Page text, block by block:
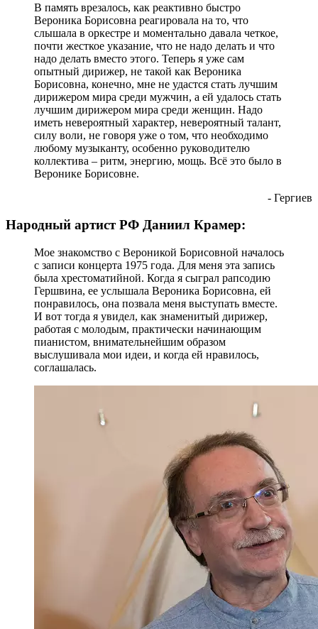
В память врезалось, как реактивно быстро
Вероника Борисовна реагировала на то, что
слышала в оркестре и моментально давала четкое,
почти жесткое указание, что не надо делать и что
надо делать вместо этого. Теперь я уже сам
опытный дирижер, не такой как Вероника
Борисовна, конечно, мне не удастся стать лучшим
дирижером мира среди мужчин, а ей удалось стать
лучшим дирижером мира среди женщин. Надо
иметь невероятный характер, невероятный талант,
силу воли, не говоря уже о том, что необходимо
любому музыканту, особенно руководителю
коллектива – ритм, энергию, мощь. Всё это было в
Веронике Борисовне.
- Гергиев
Народный артист РФ Даниил Крамер:
Мое знакомство с Вероникой Борисовной началось
с записи концерта 1975 года. Для меня эта запись
была хрестоматийной. Когда я сыграл рапсодию
Гершвина, ее услышала Вероника Борисовна, ей
понравилось, она позвала меня выступать вместе.
И вот тогда я увидел, как знаменитый дирижер,
работая с молодым, практически начинающим
пианистом, внимательнейшим образом
выслушивала мои идеи, и когда ей нравилось,
соглашалась.